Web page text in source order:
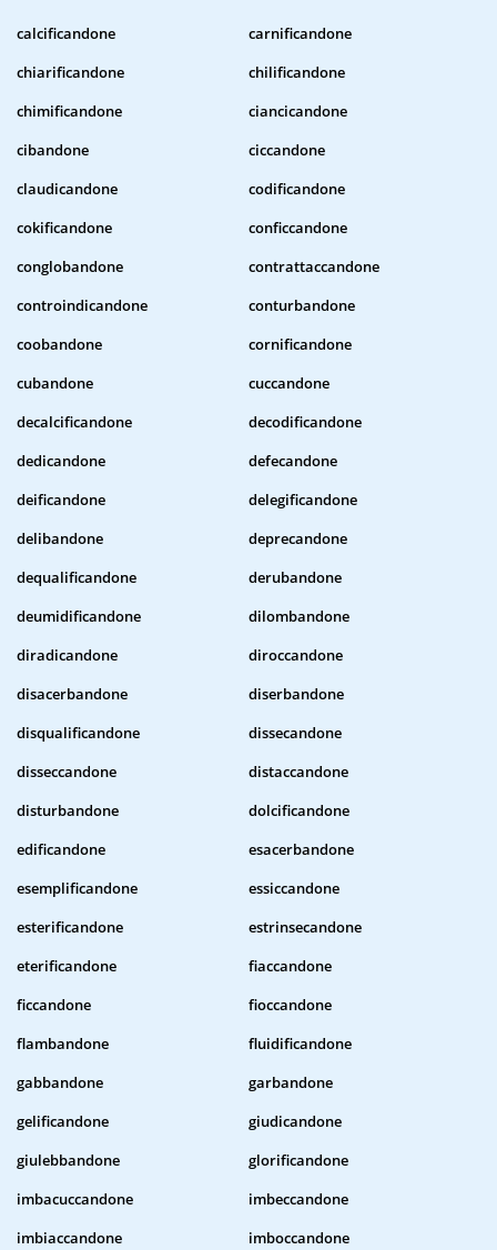
calcificandone
carnificandone
chiarificandone
chilificandone
chimificandone
ciancicandone
cibandone
ciccandone
claudicandone
codificandone
cokificandone
conficcandone
conglobandone
contrattaccandone
controindicandone
conturbandone
coobandone
cornificandone
cubandone
cuccandone
decalcificandone
decodificandone
dedicandone
defecandone
deificandone
delegificandone
delibandone
deprecandone
dequalificandone
derubandone
deumidificandone
dilombandone
diradicandone
diroccandone
disacerbandone
diserbandone
disqualificandone
dissecandone
disseccandone
distaccandone
disturbandone
dolcificandone
edificandone
esacerbandone
esemplificandone
essiccandone
esterificandone
estrinsecandone
eterificandone
fiaccandone
ficcandone
fioccandone
flambandone
fluidificandone
gabbandone
garbandone
gelificandone
giudicandone
giulebbandone
glorificandone
imbacuccandone
imbeccandone
imbiaccandone
imboccandone